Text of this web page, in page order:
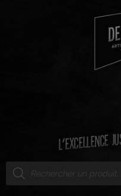
L'EXCELLENCE